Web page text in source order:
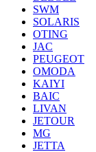
SWM
SOLARIS
OTING
JAC
PEUGEOT
OMODA
KAIYI
BAIC
LIVAN
JETOUR
MG
JETTA